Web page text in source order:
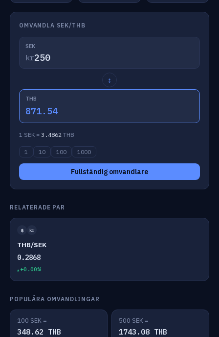
OMVANDLA SEK/THB
SEK
kr
↕
THB
871.54
1 SEK = 3.4862 THB
1 10 100 1000
Fullständig omvandlare
RELATERADE PAR
฿ kr
THB/SEK
0.2868
+0.00%
POPULÄRA OMVANDLINGAR
100 SEK =
348.62 THB
500 SEK =
1743.08 THB